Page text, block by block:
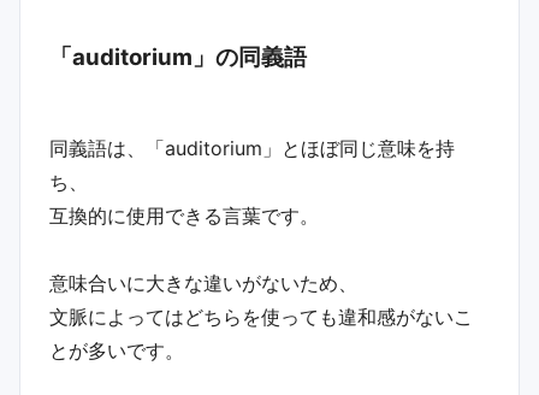
「auditorium」の同義語
同義語は、「auditorium」とほぼ同じ意味を持
ち、
互換的に使用できる言葉です。
意味合いに大きな違いがないため、
文脈によってはどちらを使っても違和感がないこ
とが多いです。